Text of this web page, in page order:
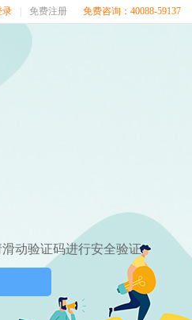
录 免费注册 免费咨询：40088-59137
动验证码进行安全验证